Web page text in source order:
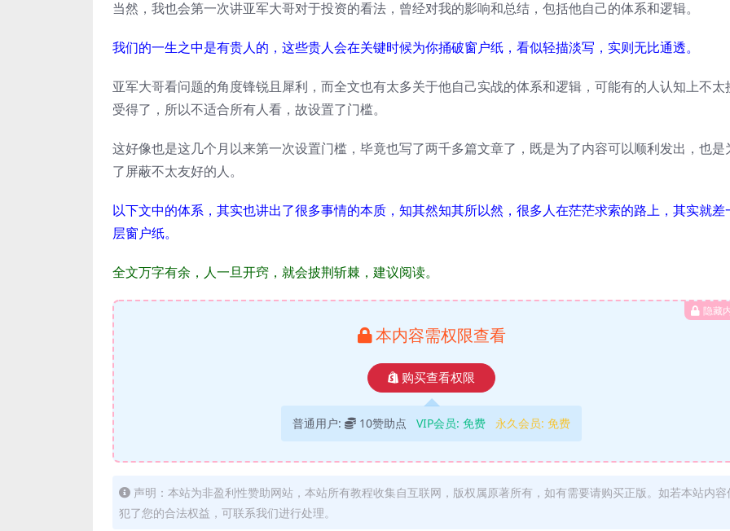
当然，我也会第一次讲亚军大哥对于投资的看法，曾经对我的影响和总结，包括他自己的体系和逻辑。
我们的一生之中是有贵人的，这些贵人会在关键时候为你捅破窗户纸，看似轻描淡写，实则无比通透。
亚军大哥看问题的角度锋锐且犀利，而全文也有太多关于他自己实战的体系和逻辑，可能有的人认知上不太
受得了，所以不适合所有人看，故设置了门槛。
这好像也是这几个月以来第一次设置门槛，毕竟也写了两千多篇文章了，既是为了内容可以顺利发出，也是
了屏蔽不太友好的人。
以下文中的体系，其实也讲出了很多事情的本质，知其然知其所以然，很多人在茫茫求索的路上，其实就差
层窗户纸。
全文万字有余，人一旦开窍，就会披荆斩棘，建议阅读。
隐藏
本内容需权限查看
购买查看权限
普通用户: 10赞助点 VIP会员: 免费 永久会员: 免费
声明：本站为非盈利性赞助网站，本站所有教程收集自互联网，版权属原著所有，如有需要请购买正版。如若本站内容
犯了您的合法权益，可联系我们进行处理。